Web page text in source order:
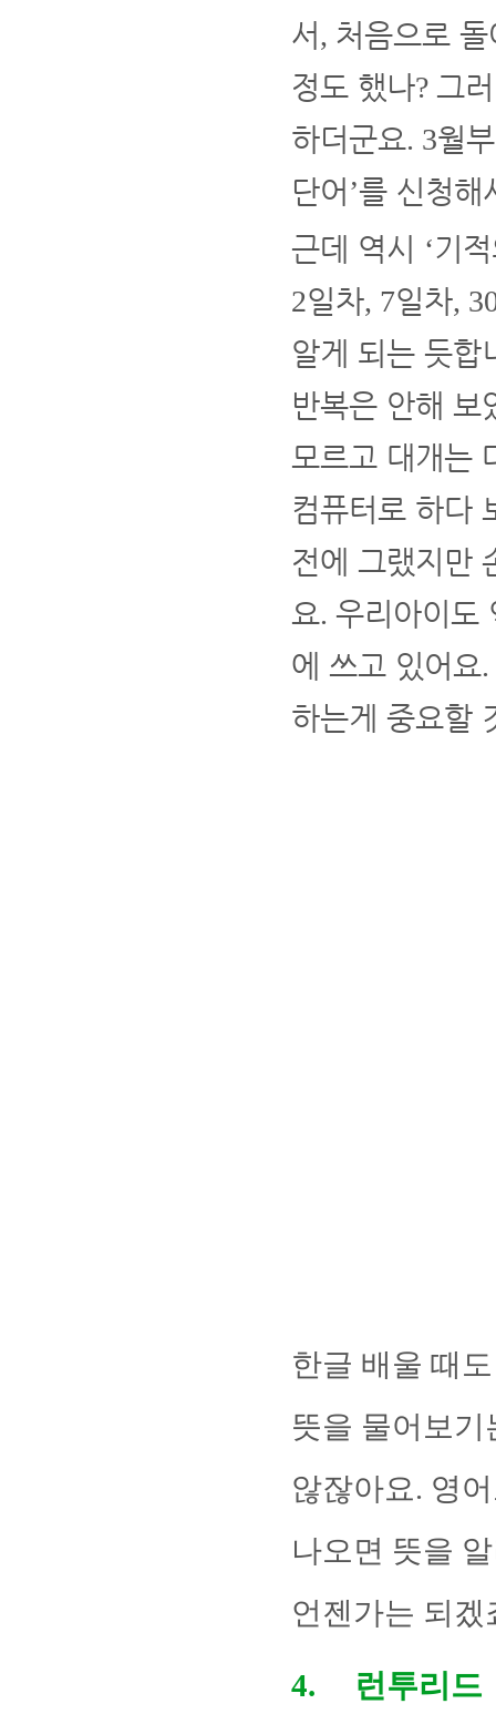
서, 처음으로
정도 했나? 그
하더군요. 3월
단어 ’를 신청해
근데 역시 ‘기
2일차, 7일차,
알게 되는 듯합
반복은 안해 보
모르고 대개는
컴퓨터로 하다
전에 그랬지만
요. 우리아이도
에 쓰고 있어요.
하는게 중요할
한글 배울 때
뜻을 물어보
않잖아요. 영
나오면 뜻을
언젠가는 되
4. 런투리드